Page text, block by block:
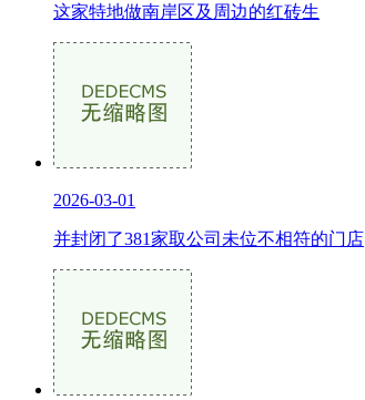
这家特地做南岸区及周边的红砖生
2026-03-01
并封闭了381家取公司未位不相符的门店